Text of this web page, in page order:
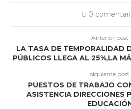
0
Anterior post
LA TASA DE TEMPORALIDAD
PÚBLICOS LLEGA AL 25%,LA
siguiente post
PUESTOS DE TRABAJO
ASISTENCIA DIRECCIONES